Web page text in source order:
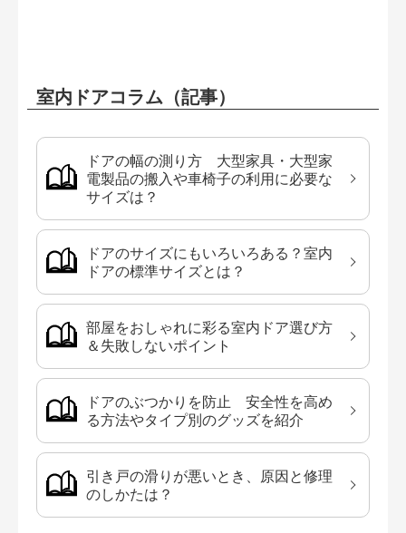
室内ドアコラム（記事）
ドアの幅の測り方 大型家具・大型家
電製品の搬入や車椅子の利用に必要な
サイズは？
ドアのサイズにもいろいろある？室内
ドアの標準サイズとは？
部屋をおしゃれに彩る室内ドア選び方
＆失敗しないポイント
ドアのぶつかりを防止 安全性を高め
る方法やタイプ別のグッズを紹介
引き戸の滑りが悪いとき、原因と修理
のしかたは？